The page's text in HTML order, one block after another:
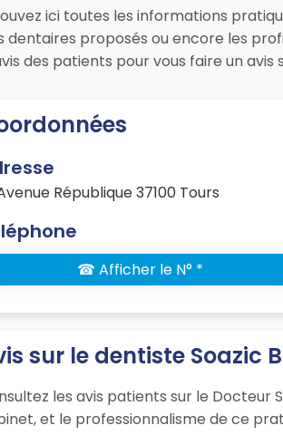
ici toutes les informations
dentaires proposés ou encore les
des patients pour vous faire un
République 37100 Tours
☎ Afficher le N° *
sur le dentiste Soazic
les avis patients sur le Docteur
et le professionnalisme de ce